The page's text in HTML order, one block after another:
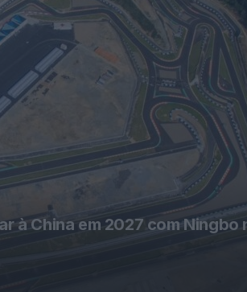
à China em 2027 com Ningbo